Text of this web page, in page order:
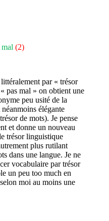
mal (2)
par « trésor
pas mal » on obtient une
peu usité de la
élégante
de mots). Je pense
et donne un nouveau
trésor linguistique
plus rutilant
dans une langue. Je ne
vocabulaire par trésor
un peu too much en
moi au moins une